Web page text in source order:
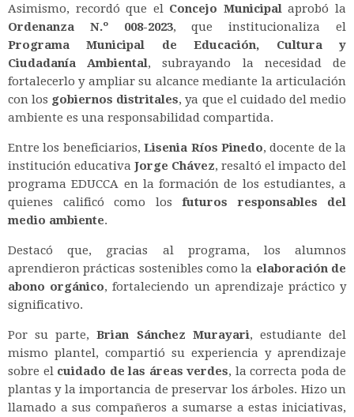
Asimismo, recordó que el Concejo Municipalaprobó la
Ordenanza N.º 008-2023, que institucionaliza el
Programa Municipal de Educación, Cultura y
Ciudadanía Ambiental, subrayando la necesidad de
fortalecerlo y ampliar su alcance mediante la articulación
con los gobiernos distritales, ya que el cuidado del medio
ambiente es una responsabilidad compartida.
Entre los beneficiarios,Lisenia Ríos Pinedo, docente de la
institución educativa Jorge Chávez, resaltó el impacto del
programa EDUCCA en la formación de los estudiantes, a
quienes calificó como los futuros responsables del
medio ambiente.
Destacó que, gracias al programa, los alumnos
aprendieron prácticas sostenibles como la elaboración de
abono orgánico, fortaleciendo un aprendizaje práctico y
significativo.
Por su parte,Brian Sánchez Murayari, estudiante del
mismo plantel, compartió su experiencia y aprendizaje
sobre el cuidado de las áreas verdes, la correcta poda de
plantas y la importancia de preservar los árboles. Hizo un
llamado a sus compañeros a sumarse a estas iniciativas,